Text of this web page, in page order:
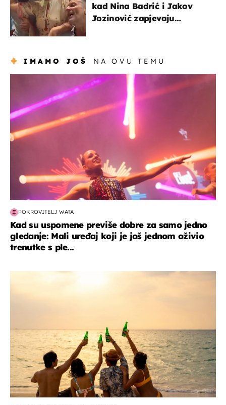
kad Nina Badrić i Jakov
Jozinović zapjevaju
IMAMO JOŠ NA OVU TEMU
POKROVITELJ WATA
Kad su uspomene previše dobre za samo jedno
gledanje: Mali uređaj koji je još jednom oživio
trenutke s ple...